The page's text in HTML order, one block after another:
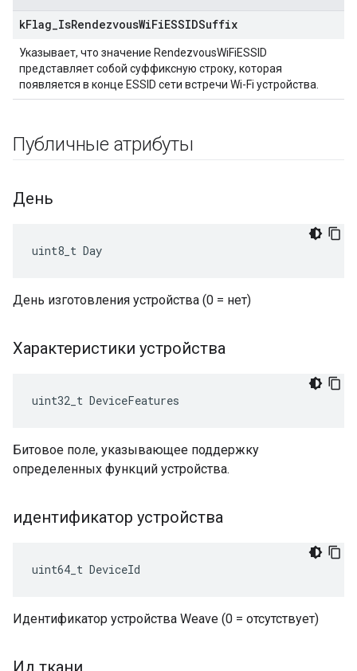
kFlag IsRendezvousWiFiESSIDSuffix
Указывает, что значение RendezvousWiFiESSID
представляет собой суффиксную строку, которая
появляется в конце ESSID сети встречи Wi-Fi устройства.
Публичные атрибуты
День
uint8_t Day
День изготовления устройства (0 = нет)
Характеристики устройства
uint32_t DeviceFeatures
Битовое поле, указывающее поддержку
определенных функций устройства.
идентификатор устройства
uint64_t DeviceId
Идентификатор устройства Weave (0 = отсутствует)
Ид ткани